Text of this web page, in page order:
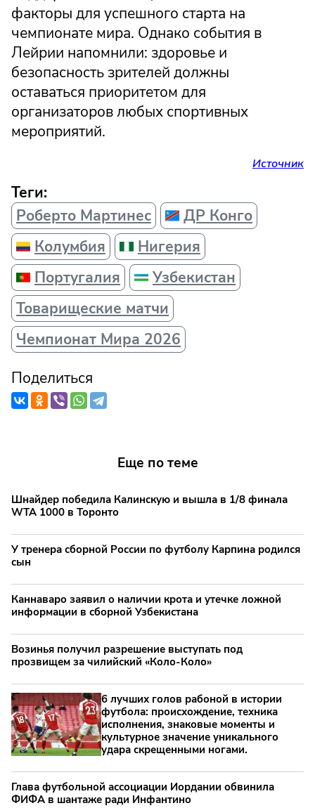
факторы для успешного старта на
чемпионате мира. Однако события в
Лейрии напомнили: здоровье и
безопасность зрителей должны
оставаться приоритетом для
организаторов любых спортивных
мероприятий.
Источник
Теги:
Роберто Мартинес
ДР Конго
Колумбия
Нигерия
Португалия
Узбекистан
Товарищеские матчи
Чемпионат Мира 2026
Поделиться
Еще по теме
Шнайдер победила Калинскую и вышла в 1/8 финала
WTA 1000 в Торонто
У тренера сборной России по футболу Карпина родился
сын
Каннаваро заявил о наличии крота и утечке ложной
информации в сборной Узбекистана
Возинья получил разрешение выступать под
прозвищем за чилийский «Коло-Коло»
6 лучших голов рабоной в истории
футбола: происхождение, техника
исполнения, знаковые моменты и
культурное значение уникального
удара скрещенными ногами.
Глава футбольной ассоциации Иордании обвинила
ФИФА в шантаже ради Инфантино